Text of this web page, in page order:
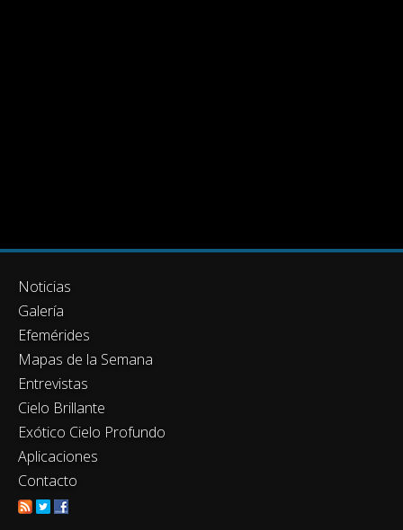
Noticias
Galería
Efemérides
Mapas de la Semana
Entrevistas
Cielo Brillante
Exótico Cielo Profundo
Aplicaciones
Contacto